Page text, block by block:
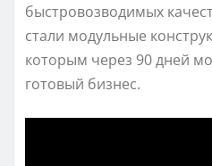
быстровозводимых
стали модульные
которым через 90 дней
готовый бизнес.